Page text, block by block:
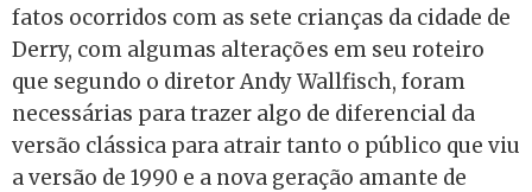
fatos ocorridos com as sete crianças da cidade de
Derry, com algumas alterações em seu roteiro
que segundo o diretor Andy Wallfisch, foram
necessárias para trazer algo de diferencial da
versão clássica para atrair tanto o público que viu
a versão de 1990 e a nova geração amante de